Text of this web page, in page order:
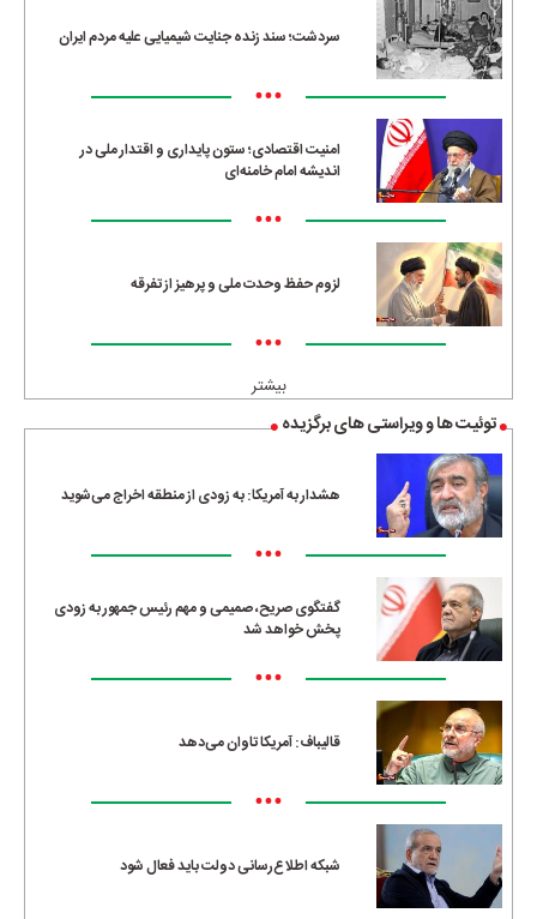
سردشت؛ سند زنده جنایت شیمیایی علیه مردم ایران
•••
امنیت اقتصادی؛ ستون پایداری و اقتدار ملی در
اندیشه امام خامنه‌ای
•••
لزوم حفظ وحدت ملی و پرهیز از تفرقه
•••
بیشتر
توئیت ها و ویراستی های برگزیده
هشدار به آمریکا: به زودی از منطقه اخراج می‌شوید
•••
گفتگوی صریح، صمیمی و مهم رئیس جمهور به زودی
پخش خواهد شد
•••
قالیباف: آمریکا تاوان می‌دهد
•••
شبکه اطلاع‌رسانی دولت باید فعال شود